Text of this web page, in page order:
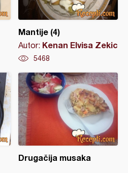
Mantije (4)
Autor: Kenan Elvisa Zekic
5468
Drugačija musaka